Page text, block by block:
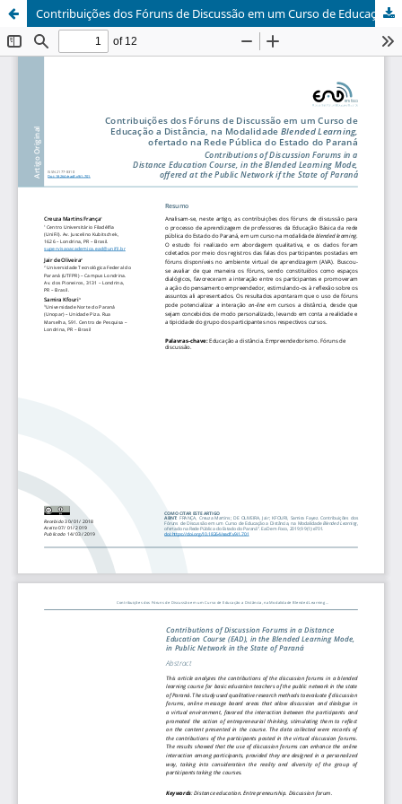
Contribuições dos Fóruns de Discussão em um Curso de Educação a Distância, na Modalidade Blended Learning, ofertado na Rede Pública do Estado do Paraná".